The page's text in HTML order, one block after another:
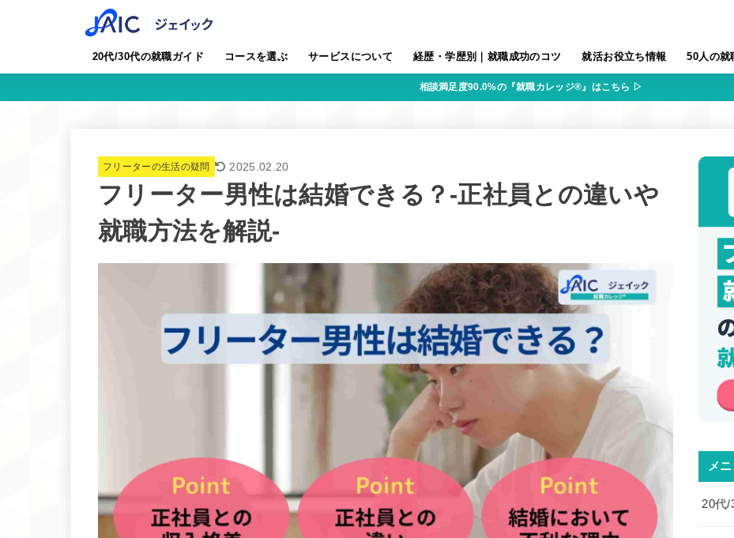
20代/30代の就職ガイド コースを選ぶ サービスについて 経歴・学歴別｜就職成功のコツ 就活お役立ち情報 50人の就
相談満足度90.0%の『就職カレッジ®』はこちら ▷
フリーターの生活の疑問 2025.02.20
フリーター男性は結婚できる？-正社員との違いや
就職方法を解説-
メ
20代/